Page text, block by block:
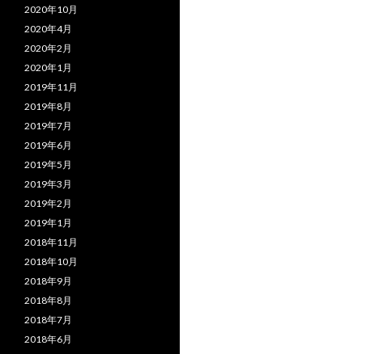
2020年10月
2020年4月
2020年2月
2020年1月
2019年11月
2019年8月
2019年7月
2019年6月
2019年5月
2019年3月
2019年2月
2019年1月
2018年11月
2018年10月
2018年9月
2018年8月
2018年7月
2018年6月